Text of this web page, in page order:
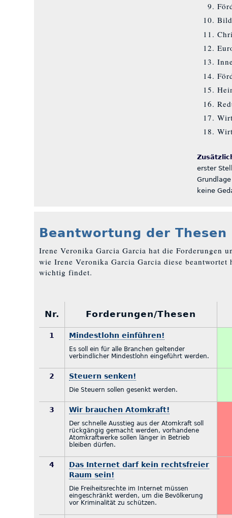
erster
keine
Beantwortung der Thesen
Irene Veronika Garcia Garcia hat die Forderungen
wie Irene Veronika Garcia Garcia diese
wichtig findet.
Nr. Forderungen/Thesen
1 Mindestlohn einführen!
Es soll ein für alle Branchen geltender
verbindlicher Mindestlohn eingeführt werden.
2 Steuern senken!
Die Steuern sollen gesenkt werden.
3 Wir brauchen Atomkraft!
Der schnelle Ausstieg aus der Atomkraft soll
rückgängig gemacht werden, vorhandene
Atomkraftwerke sollen länger in Betrieb
bleiben dürfen.
4
Das Internet darf kein rechtsfreier
Raum sein!
Die Freiheitsrechte im Internet müssen
eingeschränkt werden, um die Bevölkerung
vor Kriminalität zu schützen.